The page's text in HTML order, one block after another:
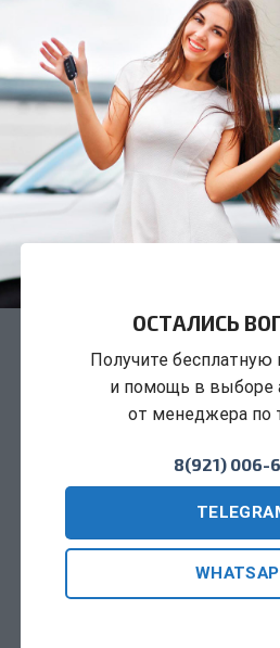
ОСТАЛИСЬ
Получите
и помощь в выборе
от менеджера по
8(921) 006-